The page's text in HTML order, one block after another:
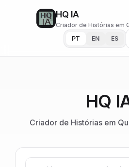
HQ IA
Criador de Histórias em
PT
EN ES
HQ
Criador de Histórias em